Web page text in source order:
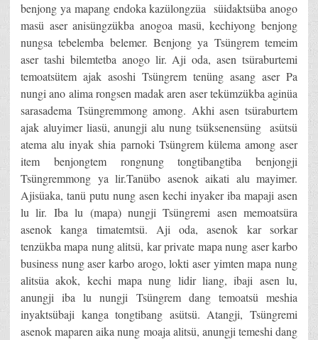
benjong ya mapang endoka kazülongzüa süidaktsüba anogo
masü aser anisüngzükba anogoa masü, kechiyong benjong
nungsa tebelemba belemer. Benjong ya Tsüngrem temeim
aser tashi bilemtetba anogo lir. Aji oda, asen tsüraburtemi
temoatsütem ajak asoshi Tsüngrem tenüng asang aser Pa
nungi ano alima rongsen madak aren aser tekümzükba aginüa
sarasadema Tsüngremmong among. Akhi asen tsüraburtem
ajak aluyimer liasü, anungji alu nung tsüksenensüng asütsü
atema alu inyak shia parnoki Tsüngrem külema among aser
item benjongtem rongnung tongtibangtiba benjongji
Tsüngremmong ya lir.Tanübo asenok aikati alu mayimer.
Ajisüaka, tanü putu nung asen kechi inyaker iba mapaji asen
lu lir. Iba lu (mapa) nungji Tsüngremi asen memoatsüra
asenok kanga timatemtsü. Aji oda, asenok kar sorkar
tenzükba mapa nung alitsü, kar private mapa nung aser karbo
business nung aser karbo arogo, lokti aser yimten mapa nung
alitsüa akok, kechi mapa nung lidir liang, ibaji asen lu,
anungji iba lu nungji Tsüngrem dang temoatsü meshia
inyaktsübaji kanga tongtibang asütsü. Atangji, Tsüngremi
asenok maparen aika nung moaja alitsü, anungji temeshi dang